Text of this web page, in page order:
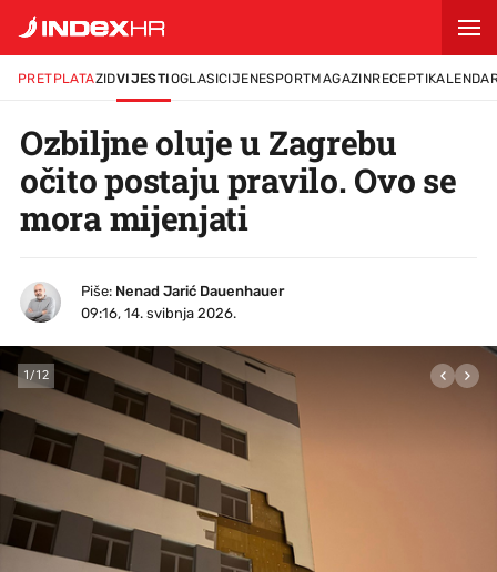
PRETPLATAZIDVIJESTIOGLASICIJENESPORTMAGAZINRECEPTI
Ozbiljne oluje u Zagrebu
očito postaju pravilo. Ovo se
mora mijenjati
Piše: Nenad Jarić Dauenhauer
09:16, 14. svibnja 2026.
1/12